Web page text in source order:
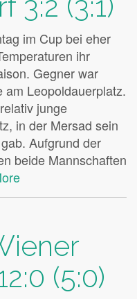
im Cup bei eher
ihr
Gegner war
am Leopoldauerplatz.
junge
in der Mersad sein
Aufgrund der
beide Mannschaften
(5:0)